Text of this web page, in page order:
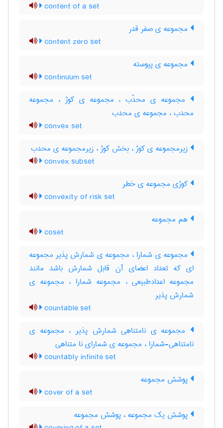
content of a set
مجموعه ی صفر قدر
content zero set
مجموعه ی پیوسته
continuum set
مجموعه ی محدّب ، مجموعه ی کوژ ، مجموعه
محدب ، مجموعه ی محدب
convex set
زیرمجموعه ی کوژ ، بخش کوژ ، زیرمجموعه ی محدب
convex subset
کوژی مجموعه ی خطر
convexity of risk set
هم مجموعه
coset
مجموعه ی شمارا ، مجموعه ی شمارش پذیر مجموعه
ای که تعداد اعضای آن قابل شمارش باشد مانند
مجموعه اعدادطبیعی ، مجموعه شمارا ، مجموعه ی
شمارش پذیر
countable set
مجموعه ی نامتناهی شمارش پذیر ، مجموعه ی
نامتناهی-شمارا ، مجموعه ی شمارای نا متناهی
countably infinite set
پوشش مجموعه
cover of a set
پوشش یک مجموعه ، پوشش مجموعه